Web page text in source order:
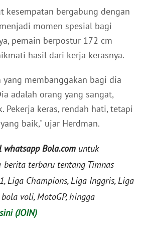
kesempatan bergabung dengan
momen spesial bagi
pemain berpostur 172 cm
hasil dari kerja kerasnya.
membanggakan bagi dia
adalah orang yang sangat,
Pekerja keras, rendah hati, tetapi
baik," ujar Herdman.
whatsapp Bola.com untuk
berita terbaru tentang Timnas
Liga Champions, Liga Inggris, Liga
voli, MotoGP, hingga
(JOIN)